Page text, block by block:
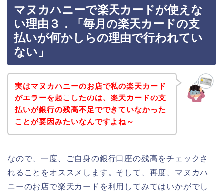
マヌカハニーで楽天カードが使えな
い理由３．「毎月の楽天カードの支
払いが何かしらの理由で行われてい
ない」
実はマヌカハニーのお店で私の楽天カード
がエラーを起こしたのは、楽天カードの支
払いが銀行の残高不足でできていなかった
ことが要因みたいなんですよね～
なので、一度、ご自身の銀行口座の残高をチェックさ
れることをオススメします。そして、再度、マヌカハ
ニーのお店で楽天カードを利用してみてはいかがでし